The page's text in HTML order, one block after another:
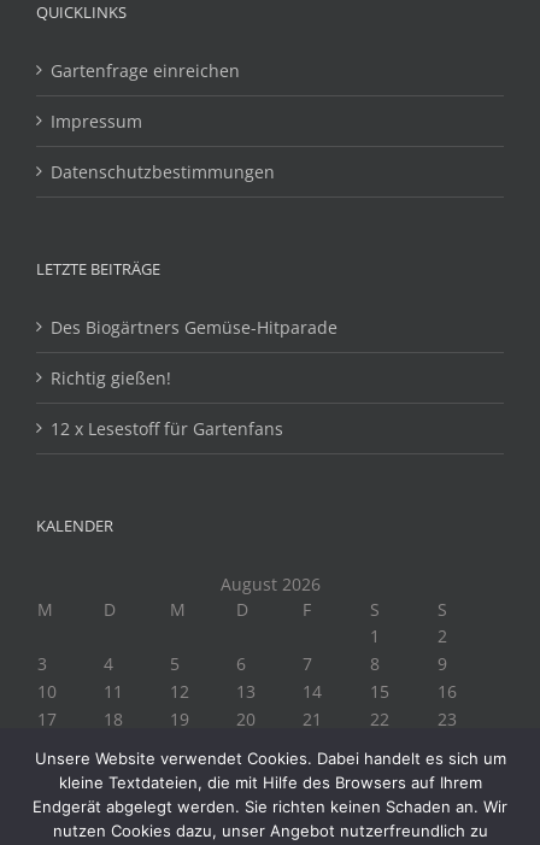
QUICKLINKS
Gartenfrage einreichen
Impressum
Datenschutzbestimmungen
LETZTE BEITRÄGE
Des Biogärtners Gemüse-Hitparade
Richtig gießen!
12 x Lesestoff für Gartenfans
KALENDER
August 2026
M
D M D F S
S
1
2
3
4 5 6 7 8
9
10
11 12 13 14 15
16
17
18 19 20 21 22
23
24
25 27 28
« Juli
Unsere Website verwendet Cookies. Dabei handelt es sich um
kleine Textdateien, die mit Hilfe des Browsers auf Ihrem
Endgerät abgelegt werden. Sie richten keinen Schaden an. Wir
nutzen Cookies dazu, unser Angebot nutzerfreundlich zu